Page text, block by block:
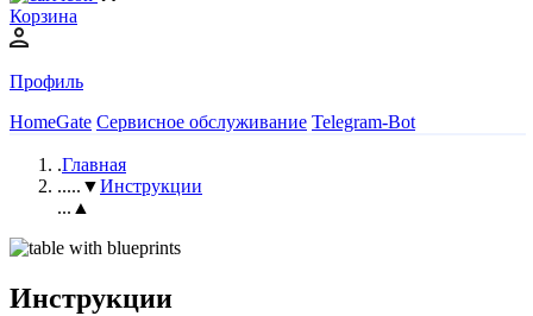
Корзина
Профиль
HomeGate Сервисное обслуживание Telegram-Bot
.Главная
.....▼Инструкции
...▲
Инструкции